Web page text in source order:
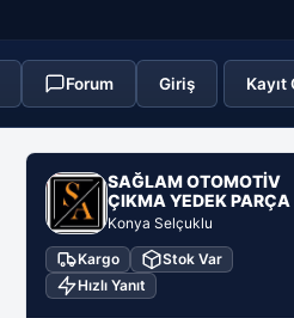
Forum Giriş Kayıt
SA
SAĞLAM OTOMOTİV
ÇIKMA YEDEK PARÇA
Konya Selçuklu
Kargo
Stok Var
Hızlı Yanıt